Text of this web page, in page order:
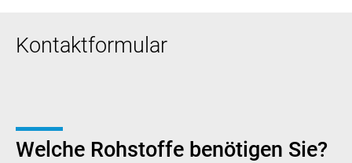
Kontaktformular
Welche Rohstoffe benötigen Sie?